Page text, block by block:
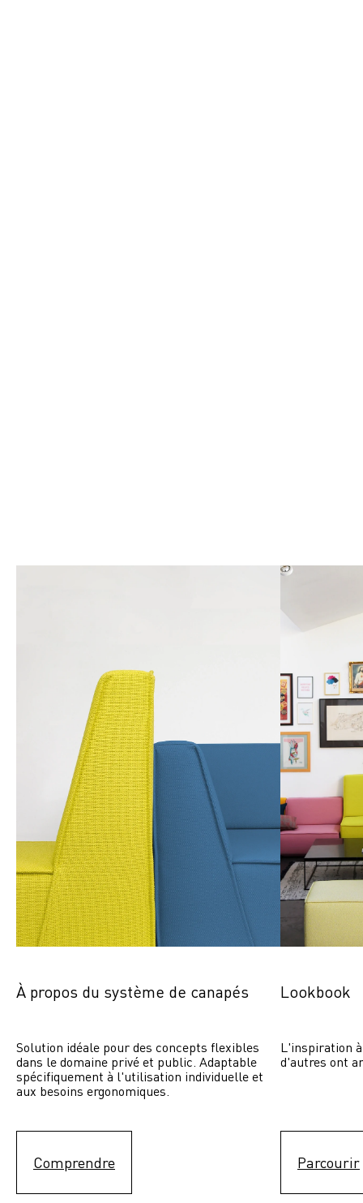
À propos du système de canapés
Solution idéale pour des concepts flexibles
dans le domaine privé et public. Adaptable
spécifiquement à l'utilisation individuelle et
aux besoins ergonomiques.
Comprendre
Lookbook
L'inspiration
d'autres ont
Parcourir